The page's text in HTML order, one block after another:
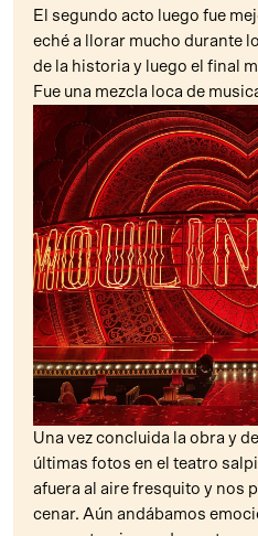
El segundo acto luego fue
eché a llorar mucho durante
de la historia y luego el final
Fue una mezcla loca de
Una vez concluida la obra y
últimas fotos en el teatro
afuera al aire fresquito y nos
cenar. Aún andábamos